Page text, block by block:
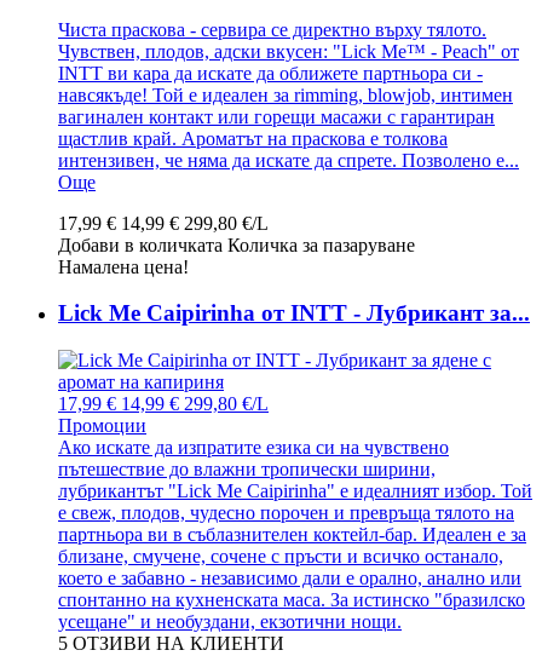
Чиста праскова - сервира се директно върху тялото.
Чувствен, плодов, адски вкусен: "Lick Me™ - Peach" от
INTT ви кара да искате да оближете партньора си -
навсякъде! Той е идеален за rimming, blowjob, интимен
вагинален контакт или горещи масажи с гарантиран
щастлив край. Ароматът на праскова е толкова
интензивен, че няма да искате да спрете. Позволено е...
Още
17,99 € 14,99 € 299,80 €/L
Добави в количката Количка за пазаруване
Намалена цена!
Lick Me Caipirinha от INTT - Лубрикант за...
17,99 € 14,99 € 299,80 €/L
Промоции
Ако искате да изпратите езика си на чувствено
пътешествие до влажни тропически ширини,
лубрикантът "Lick Me Caipirinha" е идеалният избор. Той
е свеж, плодов, чудесно порочен и превръща тялото на
партньора ви в съблазнителен коктейл-бар. Идеален е за
близане, смучене, сочене с пръсти и всичко останало,
което е забавно - независимо дали е орално, анално или
спонтанно на кухненската маса. За истинско "бразилско
усещане" и необуздани, екзотични нощи.
5 ОТЗИВИ НА КЛИЕНТИ